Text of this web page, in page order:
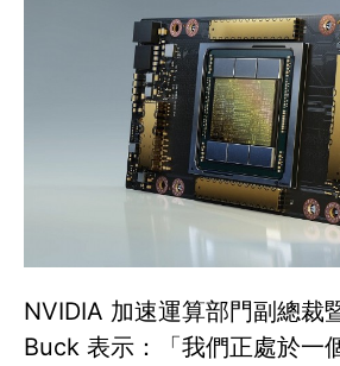
NVIDIA 加速運算部門副總裁
Buck 表示：「我們正處於一